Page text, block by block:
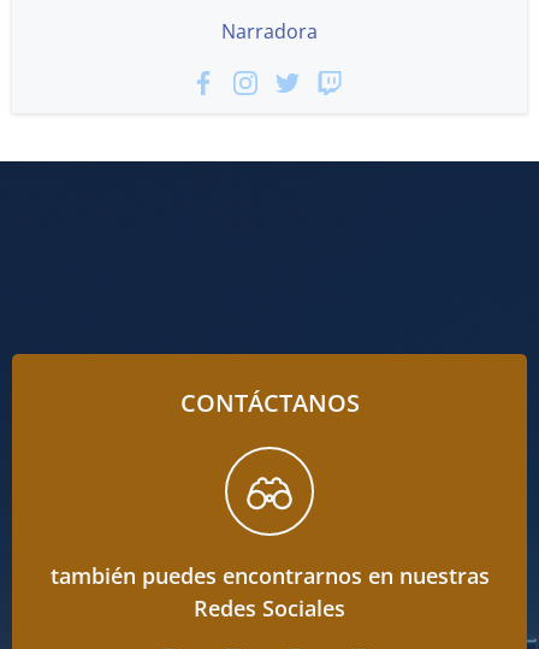
Narradora
CONTÁCTANOS
también puedes encontrarnos en nuestras
Redes Sociales